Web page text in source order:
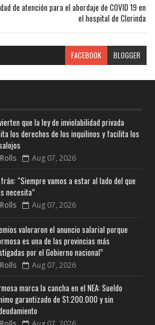
de atención para el abordaje de COVID 19 en
el hospital de Clorinda
FACEBOOK BLOGGER
que la ley de inviolabilidad privada
los derechos de los inquilinos y facilita los
Rolls Aug 07, 2026
“Siempre vamos a estar al lado del que
necesita”
Rolls Aug 07, 2026
valoraron el anuncio salarial porque
es una de las provincias más
por el Gobierno nacional”
Rolls Aug 07, 2026
marca la cancha en el NEA: Sueldo
garantizado de $1.200.000 y sin